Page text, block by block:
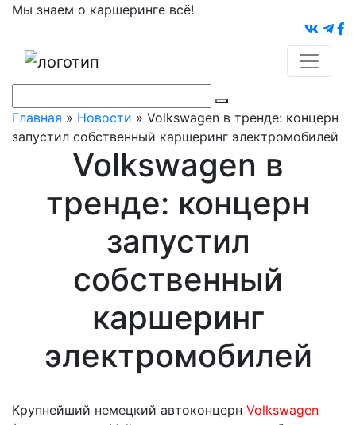
Мы знаем о каршеринге всё!
Главная » Новости » Volkswagen в тренде: концерн
запустил собственный каршеринг электромобилей
Volkswagen в
тренде: концерн
запустил
собственный
каршеринг
электромобилей
Крупнейший немецкий автоконцерн Volkswagen